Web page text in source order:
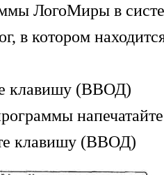
ЛогоМиры в
в котором
клавишу (ВВОД)
клавишу (ВВОД)